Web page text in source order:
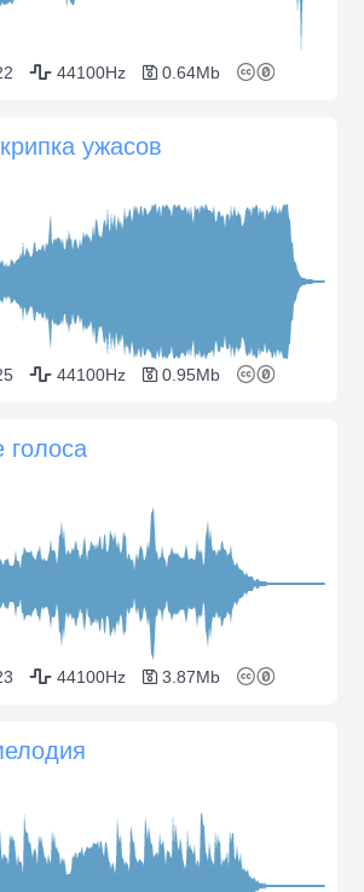
44100Hz 0.64Mb
ужасов
44100Hz 0.95Mb
голоса
44100Hz 3.87Mb